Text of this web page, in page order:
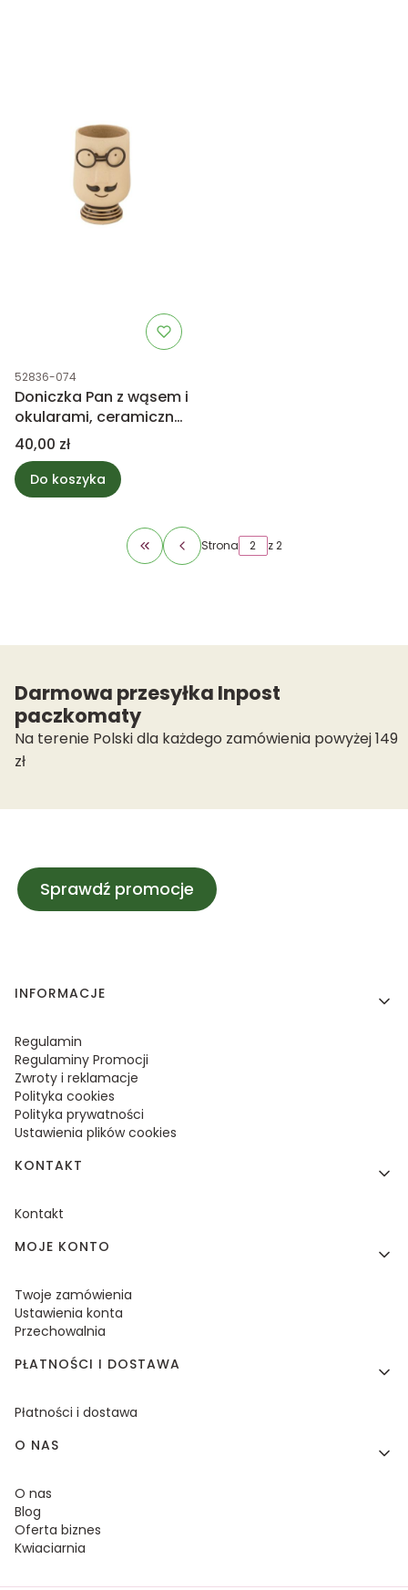
Kod produktu
52836-074
Doniczka Pan z wąsem i
okularami, ceramiczna
twarz 11cm
Cena
40,00 zł
Do koszyka
Wróć do pierwszej strony z produktami
Strona z 2
Darmowa przesyłka Inpost
paczkomaty
Na terenie Polski dla każdego zamówienia powyżej 149
zł
Sprawdź promocje
Linki w stopce
INFORMACJE
Regulamin
Regulaminy Promocji
Zwroty i reklamacje
Polityka cookies
Polityka prywatności
Ustawienia plików cookies
KONTAKT
Kontakt
MOJE KONTO
Twoje zamówienia
Ustawienia konta
Przechowalnia
PŁATNOŚCI I DOSTAWA
Płatności i dostawa
O NAS
O nas
Blog
Oferta biznes
Kwiaciarnia